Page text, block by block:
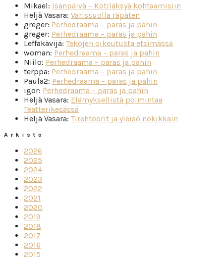
Mikael: Isänpäivä – Kotiläksyä kohtaamisiin
Heljä Vasara: Varissuolla räpäten
greger: Perhedraama – paras ja pahin
greger: Perhedraama – paras ja pahin
Leffakävijä: Tekojen oikeutusta etsimässä
woman: Perhedraama – paras ja pahin
Niilo: Perhedraama – paras ja pahin
terppa: Perhedraama – paras ja pahin
Paula2: Perhedraama – paras ja pahin
igor: Perhedraama – paras ja pahin
Heljä Vasara: Elämyksellistä poimintaa
Teatterikesässä
Heljä Vasara: Tirehtöörit ja yleisö nokikkain
Arkisto
2026
2025
2024
2023
2022
2021
2020
2019
2018
2017
2016
2015